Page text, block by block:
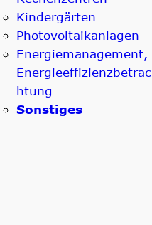
Kindergärten
Photovoltaikanlagen
Energiemanagement,
Energieeffizienzbetrac
htung
Sonstiges